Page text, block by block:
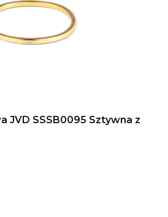
JVD SSSB0095 Sztywna z